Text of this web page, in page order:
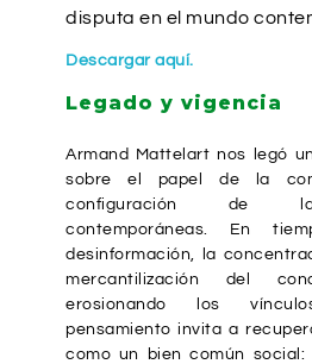
disputa en el mundo
Descargar aquí.
Legado y vigencia
Armand Mattelart nos legó
sobre el papel de la
configuración de
contemporáneas. En
desinformación, la
mercantilización del
erosionando los
pensamiento invita a
como un bien común